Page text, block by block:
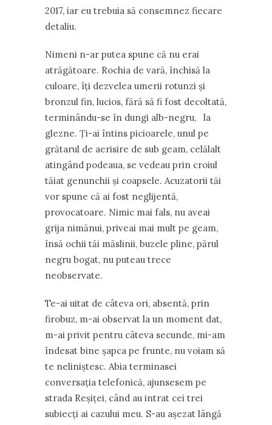
2017, iar eu trebuia să consemnez fiecare
detaliu.
Nimeni n-ar putea spune că nu erai
atrăgătoare. Rochia de vară, închisă la
culoare, îți dezvelea umerii rotunzi și
bronzul fin, lucios, fără să fi fost decoltată,
terminându-se în dungi alb-negru, la
glezne. Ți-ai întins picioarele, unul pe
grătarul de aerisire de sub geam, celălalt
atingând podeaua, se vedeau prin croiul
tăiat genunchii și coapsele. Acuzatorii tăi
vor spune că ai fost neglijentă,
provocatoare. Nimic mai fals, nu aveai
grija nimănui, priveai mai mult pe geam,
însă ochii tăi măslinii, buzele pline, părul
negru bogat, nu puteau trece
neobservate.
Te-ai uitat de câteva ori, absentă, prin
firobuz, m-ai observat la un moment dat,
m-ai privit pentru câteva secunde, mi-am
îndesat bine șapca pe frunte, nu voiam să
te neliniștesc. Abia terminasei
conversația telefonică, ajunsesem pe
strada Reșiței, când au intrat cei trei
subiecți ai cazului meu. S-au așezat lângă